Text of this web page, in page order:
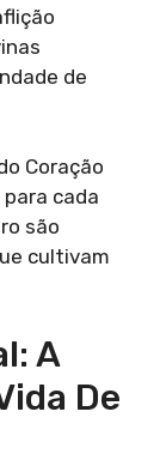
de
Coração
cada
são
cultivam
A
De